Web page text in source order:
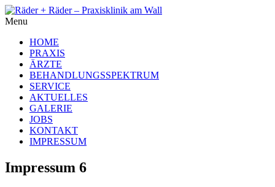
Menu
HOME
PRAXIS
ÄRZTE
BEHANDLUNGSSPEKTRUM
SERVICE
AKTUELLES
GALERIE
JOBS
KONTAKT
IMPRESSUM
Impressum 6